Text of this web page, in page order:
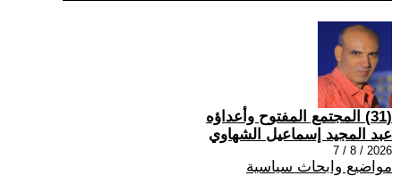
(31) المجتمع المفتوح وأعداؤه
عبد المجيد إسماعيل الشهاوي
2026 / 8 / 7
مواضيع وابحاث سياسية